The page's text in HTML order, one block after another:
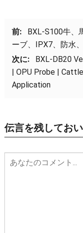
前:
BXL-S100牛、
ーブ、IPX7、防水
次に:
BXL-DB20
| OPU Probe|
Application
伝言を残してお